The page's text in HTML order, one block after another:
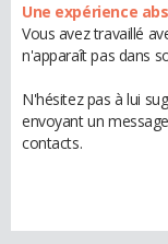
Une expérience
Vous avez travaillé
n'apparaît pas dans
N'hésitez pas à lui
envoyant un
contacts.